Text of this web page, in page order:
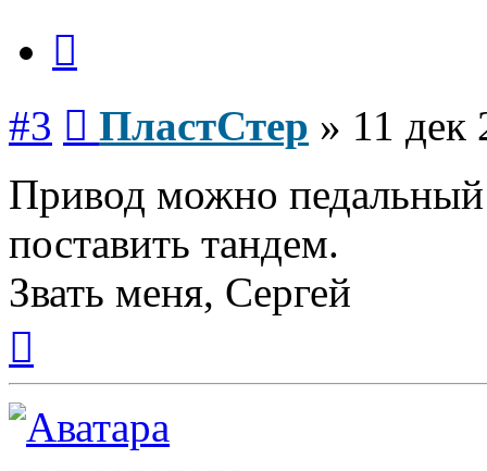
#3 ПластСтер » 11 дек
Привод можно педальный
поставить тандем.
Звать меня, Сергей
началу